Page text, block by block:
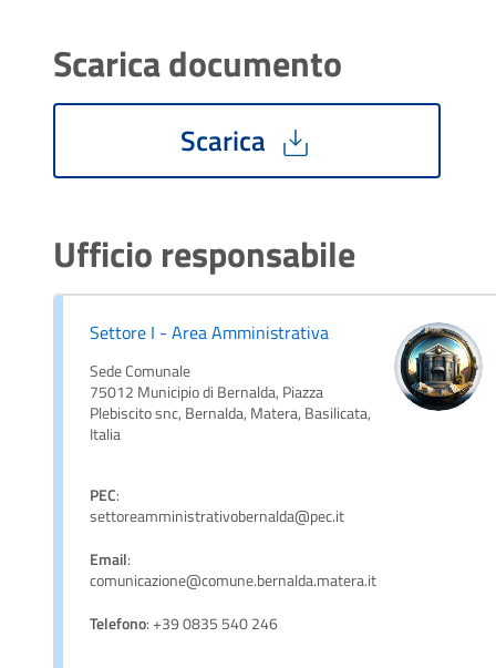
Scarica documento
Scarica
Ufficio responsabile
Settore I - Area Amministrativa
Sede Comunale
75012 Municipio di Bernalda, Piazza
Plebiscito snc, Bernalda, Matera, Basilicata,
Italia
PEC:
settoreamministrativobernalda@pec.it
Email:
comunicazione@comune.bernalda.matera.it
Telefono: +39 0835 540 246